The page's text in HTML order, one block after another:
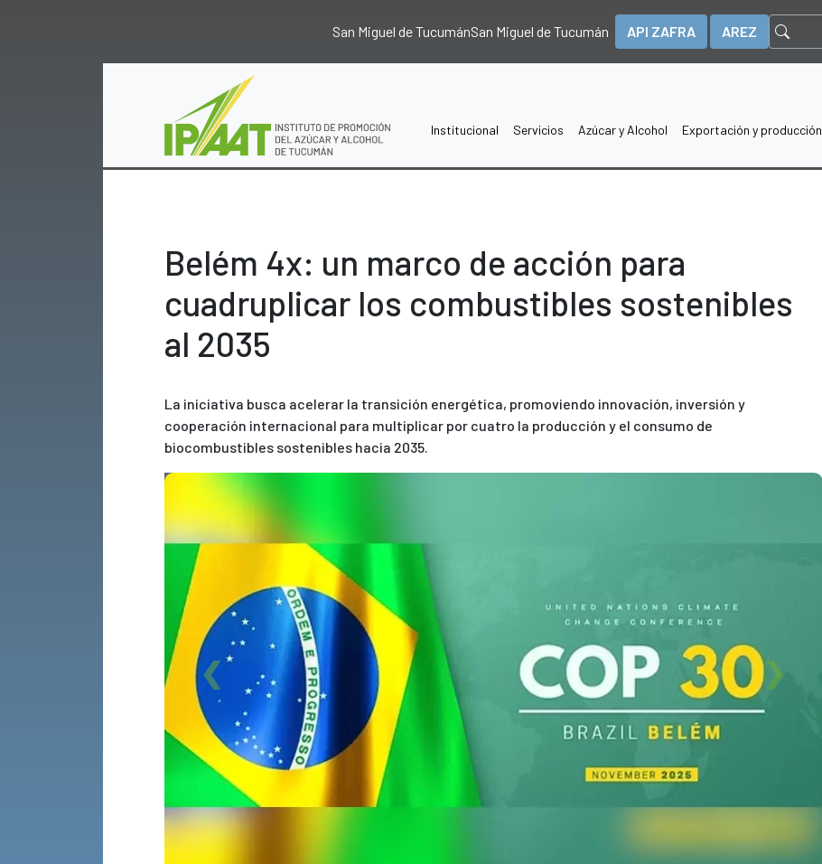
San Miguel de TucumánSan Miguel de Tucumán API ZAFRA AREZ
Institucional Servicios Azúcar y Alcohol Exportación y producción
Belém 4x: un marco de acción para
cuadruplicar los combustibles sostenibles
al 2035
La iniciativa busca acelerar la transición energética, promoviendo innovación, inversión y
cooperación internacional para multiplicar por cuatro la producción y el consumo de
biocombustibles sostenibles hacia 2035.
Previous Next